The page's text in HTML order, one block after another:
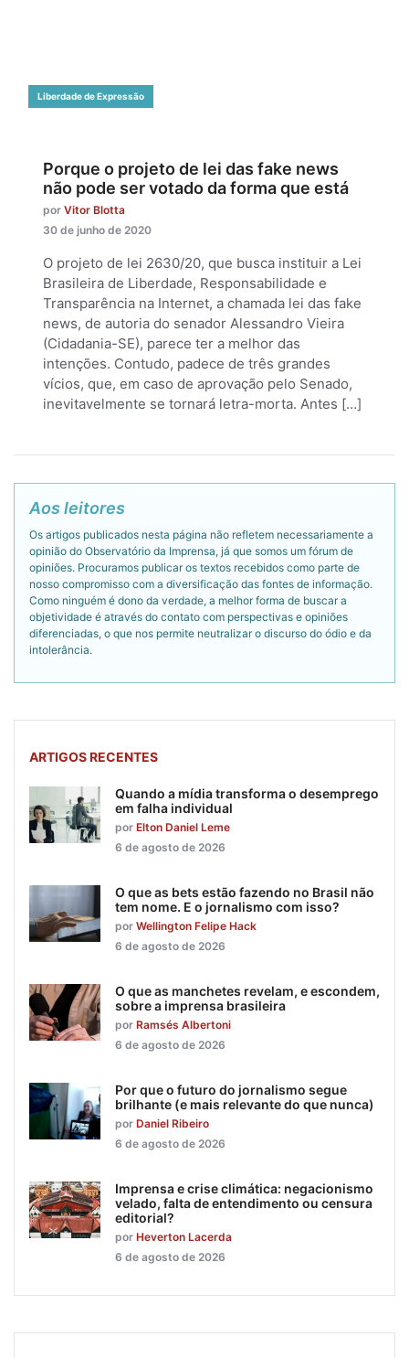
Liberdade de Expressão
Porque o projeto de lei das fake news
não pode ser votado da forma que está
por Vitor Blotta
30 de junho de 2020
O projeto de lei 2630/20, que busca instituir a Lei
Brasileira de Liberdade, Responsabilidade e
Transparência na Internet, a chamada lei das fake
news, de autoria do senador Alessandro Vieira
(Cidadania-SE), parece ter a melhor das
intenções. Contudo, padece de três grandes
vícios, que, em caso de aprovação pelo Senado,
inevitavelmente se tornará letra-morta. Antes […]
Aos leitores
Os artigos publicados nesta página não refletem necessariamente a
opinião do Observatório da Imprensa, já que somos um fórum de
opiniões. Procuramos publicar os textos recebidos como parte de
nosso compromisso com a diversificação das fontes de informação.
Como ninguém é dono da verdade, a melhor forma de buscar a
objetividade é através do contato com perspectivas e opiniões
diferenciadas, o que nos permite neutralizar o discurso do ódio e da
intolerância.
ARTIGOS RECENTES
Quando a mídia transforma o desemprego
em falha individual
por Elton Daniel Leme
6 de agosto de 2026
O que as bets estão fazendo no Brasil não
tem nome. E o jornalismo com isso?
por Wellington Felipe Hack
6 de agosto de 2026
O que as manchetes revelam, e escondem,
sobre a imprensa brasileira
por Ramsés Albertoni
6 de agosto de 2026
Por que o futuro do jornalismo segue
brilhante (e mais relevante do que nunca)
por Daniel Ribeiro
6 de agosto de 2026
Imprensa e crise climática: negacionismo
velado, falta de entendimento ou censura
editorial?
por Heverton Lacerda
6 de agosto de 2026